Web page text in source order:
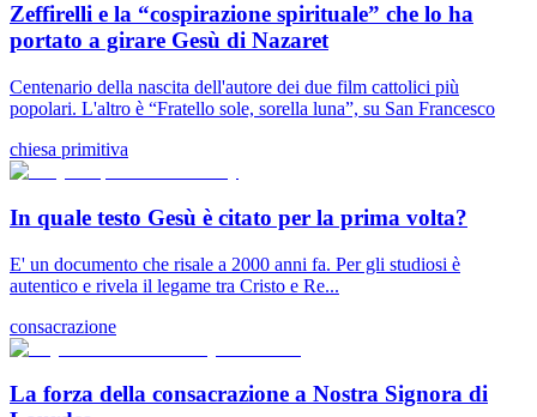
Zeffirelli e la “cospirazione spirituale” che lo ha
portato a girare Gesù di Nazaret
Centenario della nascita dell'autore dei due film cattolici più
popolari. L'altro è “Fratello sole, sorella luna”, su San Francesco
chiesa primitiva
In quale testo Gesù è citato per la prima volta?
E' un documento che risale a 2000 anni fa. Per gli studiosi è
autentico e rivela il legame tra Cristo e Re...
consacrazione
La forza della consacrazione a Nostra Signora di